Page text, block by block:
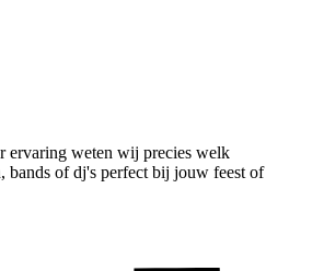
ervaring weten wij precies welk
bands of dj's perfect bij jouw feest of